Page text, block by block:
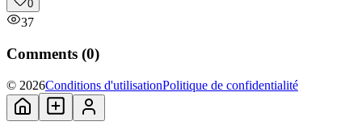
0
37
Comments (0)
© 2026Conditions d'utilisationPolitique de confidentialité